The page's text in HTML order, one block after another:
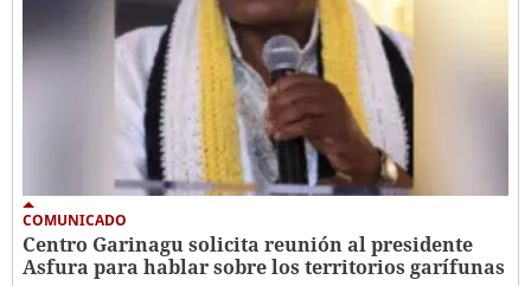
COMUNICADO
Centro Garinagu solicita reunión al presidente
Asfura para hablar sobre los territorios garífunas